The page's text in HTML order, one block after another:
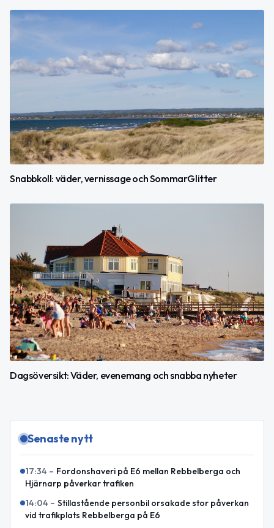
Snabbkoll: väder, vernissage och SommarGlitter
Dagsöversikt: Väder, evenemang och snabba nyheter
Senaste nytt
17:34 – Fordonshaveri på E6 mellan Rebbelberga och
Hjärnarp påverkar trafiken
14:04 – Stillastående personbil orsakade stor påverkan
vid trafikplats Rebbelberga på E6